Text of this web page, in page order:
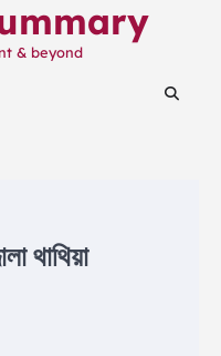
& beyond
থাথিয়া